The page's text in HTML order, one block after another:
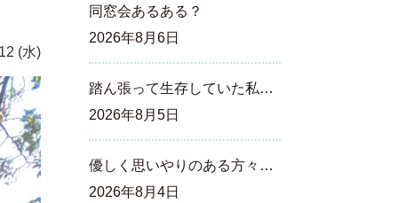
(水)
同窓会あるある？
2026年8月6日
踏ん張って生存していた私…
2026年8月5日
優しく思いやりのある方々…
2026年8月4日